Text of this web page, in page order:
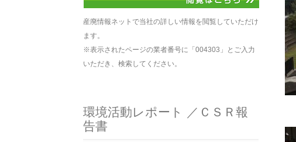
産廃情報ネットで当社の詳しい情報を閲覧していただけ
ます。
※表示されたページの業者番号に「004303」とご入力
いただき、検索してください。
環境活動レポート ／ＣＳＲ報
告書